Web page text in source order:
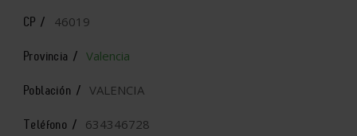
CP / 46019
Provincia / Valencia
Población / VALENCIA
Teléfono / 634346728